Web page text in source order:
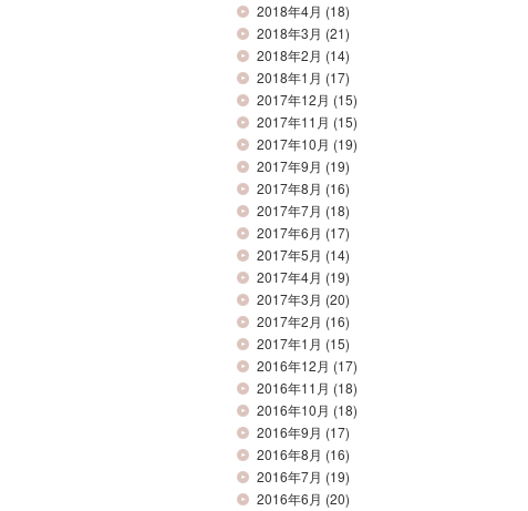
2018年4月 (18)
2018年3月 (21)
2018年2月 (14)
2018年1月 (17)
2017年12月 (15)
2017年11月 (15)
2017年10月 (19)
2017年9月 (19)
2017年8月 (16)
2017年7月 (18)
2017年6月 (17)
2017年5月 (14)
2017年4月 (19)
2017年3月 (20)
2017年2月 (16)
2017年1月 (15)
2016年12月 (17)
2016年11月 (18)
2016年10月 (18)
2016年9月 (17)
2016年8月 (16)
2016年7月 (19)
2016年6月 (20)